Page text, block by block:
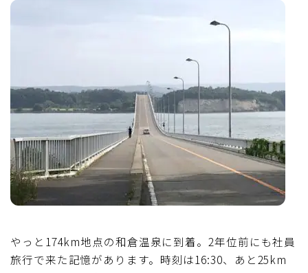
やっと174km地点の和倉温泉に到着。2年位前にも社員
旅行で来た記憶があります。時刻は16:30、あと25km